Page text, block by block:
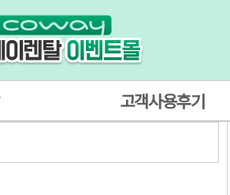
고객사용후기